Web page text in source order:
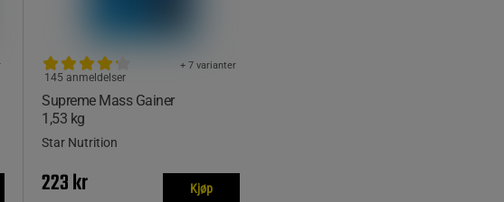
Supreme Mass Gainer
1,53 kg
+ 7 varianter
145 anmeldelser
Star Nutrition
223 kr Kjøp